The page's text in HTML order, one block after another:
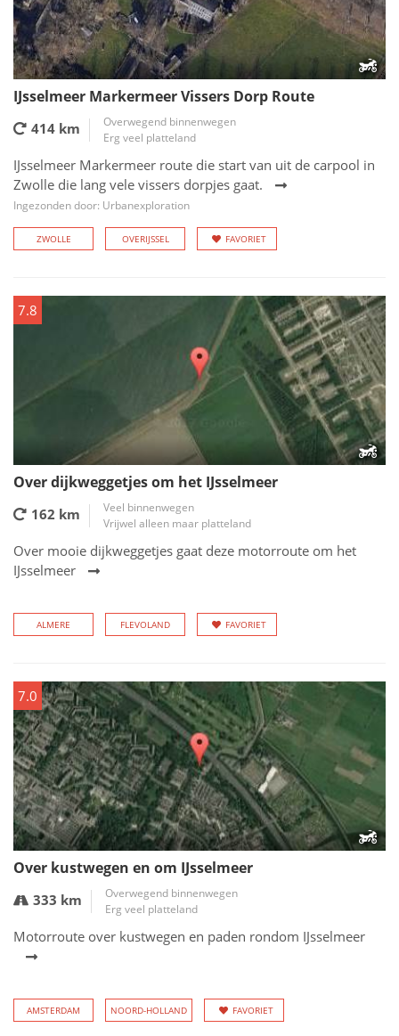
IJsselmeer Markermeer Vissers Dorp Route
414 km
Overwegend binnenwegen
Erg veel platteland
IJsselmeer Markermeer route die start van uit de carpool in
Zwolle die lang vele vissers dorpjes gaat.
Ingezonden door: Urbanexploration
ZWOLLE OVERIJSSEL FAVORIET
7.8
Over dijkweggetjes om het IJsselmeer
162 km
Veel binnenwegen
Vrijwel alleen maar platteland
Over mooie dijkweggetjes gaat deze motorroute om het
IJsselmeer
ALMERE FLEVOLAND FAVORIET
7.0
Over kustwegen en om IJsselmeer
333 km
Overwegend binnenwegen
Erg veel platteland
Motorroute over kustwegen en paden rondom IJsselmeer
AMSTERDAM NOORD-HOLLAND FAVORIET